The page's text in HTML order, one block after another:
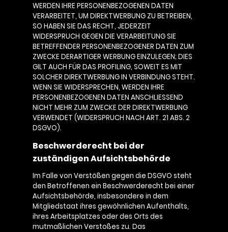
WERDEN IHRE PERSONENBEZOGENEN DATEN
VERARBEITET, UM DIREKTWERBUNG ZU BETREIBEN,
SO HABEN SIE DAS RECHT, JEDERZEIT
WIDERSPRUCH GEGEN DIE VERARBEITUNG SIE
BETREFFENDER PERSONENBEZOGENER DATEN ZUM
ZWECKE DERARTIGER WERBUNG EINZULEGEN; DIES
GILT AUCH FÜR DAS PROFILING, SOWEIT ES MIT
SOLCHER DIREKTWERBUNG IN VERBINDUNG STEHT.
WENN SIE WIDERSPRECHEN, WERDEN IHRE
PERSONENBEZOGENEN DATEN ANSCHLIESSEND
NICHT MEHR ZUM ZWECKE DER DIREKTWERBUNG
VERWENDET (WIDERSPRUCH NACH ART. 21 ABS. 2
DSGVO).
Beschwerderecht bei der
zuständigen Aufsichtsbehörde
Im Falle von Verstößen gegen die DSGVO steht
den Betroffenen ein Beschwerderecht bei einer
Aufsichtsbehörde, insbesondere in dem
Mitgliedstaat ihres gewöhnlichen Aufenthalts,
ihres Arbeitsplatzes oder des Orts des
mutmaßlichen Verstoßes zu. Das